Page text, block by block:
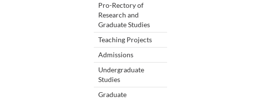
Pro-Rectory of
Research and
Graduate Studies
Teaching Projects
Admissions
Undergraduate
Studies
Graduate